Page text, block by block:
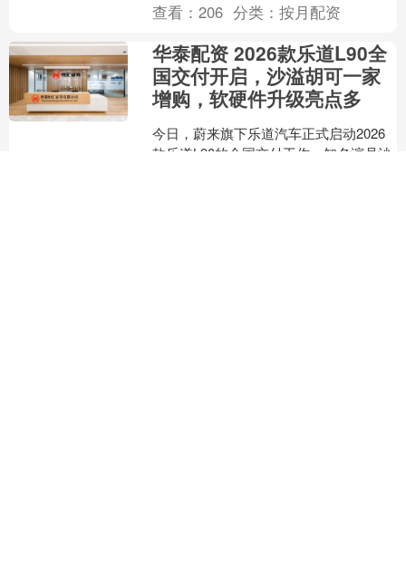
查看：206 分类：按月配资
华泰配资 2026款乐道L90全
国交付开启，沙溢胡可一家
增购，软硬件升级亮点多
今日，蔚来旗下乐道汽车正式启动2026
款乐道L90的全国交付工作。知名演员沙